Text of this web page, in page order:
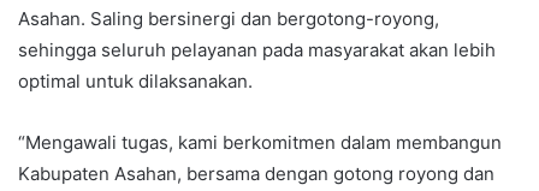
Asahan. Saling bersinergi dan bergotong-royong,
sehingga seluruh pelayanan pada masyarakat akan lebih
optimal untuk dilaksanakan.
“Mengawali tugas, kami berkomitmen dalam membangun
Kabupaten Asahan, bersama dengan gotong royong dan